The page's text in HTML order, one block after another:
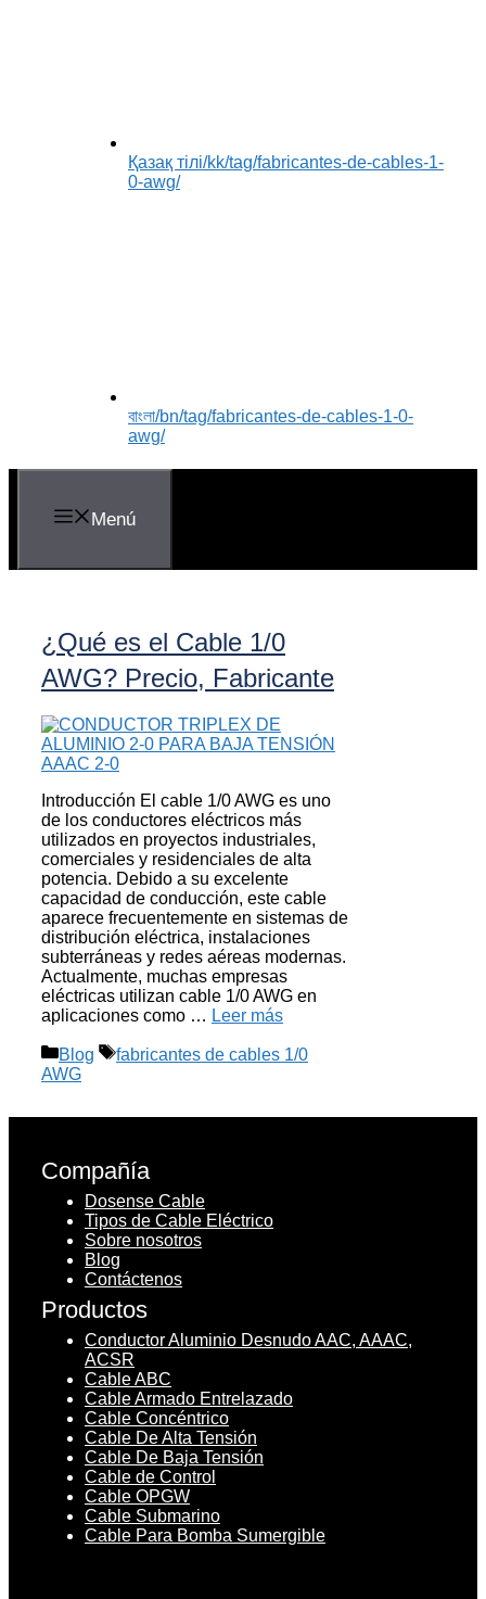
Қазақ тілі/kk/tag/fabricantes-de-cables-1-
0-awg/
বাংলা/bn/tag/fabricantes-de-cables-1-0-
awg/
Menú
¿Qué es el Cable 1/0
AWG? Precio, Fabricante
Introducción El cable 1/0 AWG es uno
de los conductores eléctricos más
utilizados en proyectos industriales,
comerciales y residenciales de alta
potencia. Debido a su excelente
capacidad de conducción, este cable
aparece frecuentemente en sistemas de
distribución eléctrica, instalaciones
subterráneas y redes aéreas modernas.
Actualmente, muchas empresas
eléctricas utilizan cable 1/0 AWG en
aplicaciones como … Leer más
Categorías
Blog Etiquetas
fabricantes de cables 1/0
AWG
Compañía
Dosense Cable
Tipos de Cable Eléctrico
Sobre nosotros
Blog
Contáctenos
Productos
Conductor Aluminio Desnudo AAC, AAAC,
ACSR
Cable ABC
Cable Armado Entrelazado
Cable Concéntrico
Cable De Alta Tensión
Cable De Baja Tensión
Cable de Control
Cable OPGW
Cable Submarino
Cable Para Bomba Sumergible